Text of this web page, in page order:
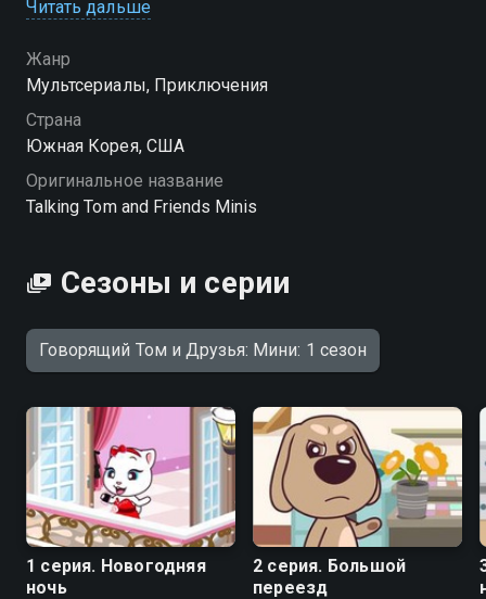
в анимации, сохранив свой задор и харизму. Их
даже самая обычная ситуация легко превращается в
забавный хаос. «Говорящий Том и Друзья: Мини» —
смотрите онлайн в хорошем качестве.
Посмотреть онлайн 1 сезон сериала Говорящий Том
и Друзья: Мини вы можете совершенно бесплатно в
хорошем HD качестве на Смотрёшке
Читать дальше
Жанр
Мультсериалы, Приключения
Страна
Южная Корея, США
Оригинальное название
Talking Tom and Friends Minis
Сезоны и серии
Говорящий Том и Друзья: Мини: 1 сезон
1 серия. Новогодняя
ночь
2 серия. Большой
переезд